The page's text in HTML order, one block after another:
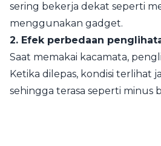
sering bekerja dekat seperti
menggunakan gadget.
2. Efek perbedaan
Saat memakai kacamata,
Ketika dilepas, kondisi terlihat
sehingga terasa seperti minus